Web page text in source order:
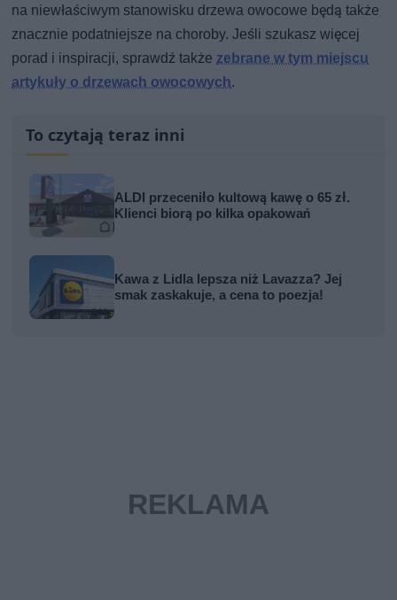
na niewłaściwym stanowisku drzewa owocowe będą także
znacznie podatniejsze na choroby. Jeśli szukasz więcej
porad i inspiracji, sprawdź także zebrane w tym miejscu
artykuły o drzewach owocowych.
To czytają teraz inni
ALDI przeceniło kultową kawę o 65 zł.
Klienci biorą po kilka opakowań
Kawa z Lidla lepsza niż Lavazza? Jej
smak zaskakuje, a cena to poezja!